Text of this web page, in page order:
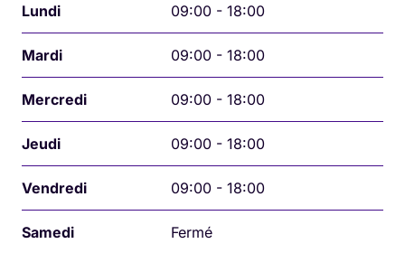
Lundi 09:00 - 18:00
Mardi 09:00 - 18:00
Mercredi 09:00 - 18:00
Jeudi 09:00 - 18:00
Vendredi 09:00 - 18:00
Samedi Fermé